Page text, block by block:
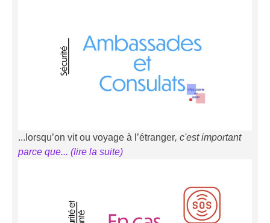
...lorsqu’on vit ou voyage à l’étranger, c'est important
parce que... (lire la suite)